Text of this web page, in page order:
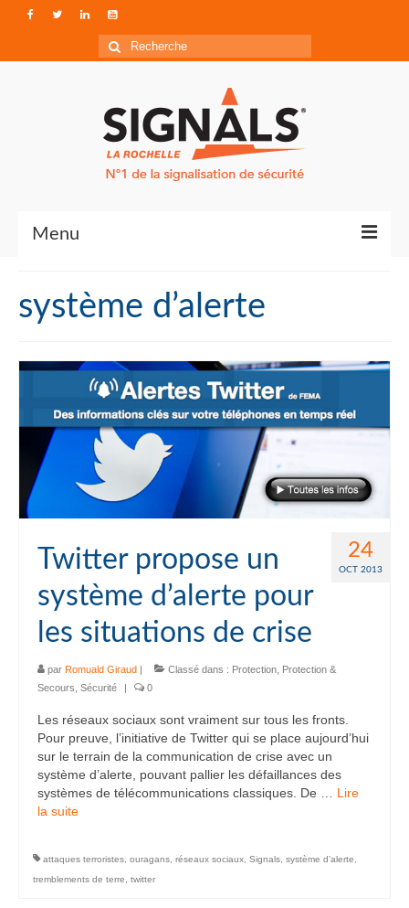
Rechercher
:
Menu
Qui sommes-nous ?
Accéder à Signals
système d’alerte
24
OCT 2013
Twitter propose un
système d’alerte pour
les situations de crise
par Romuald Giraud | Classé dans : Protection Protection &
Secours Sécurité | 0
Les réseaux sociaux sont vraiment sur tous les fronts.
Pour preuve, l’initiative de Twitter qui se place aujourd’hui
sur le terrain de la communication de crise avec un
système d’alerte, pouvant pallier les défaillances des
systèmes de télécommunications classiques. De … Lire
la suite­­
attaques terroristes ouragans réseaux sociaux Signals système d’alerte
tremblements de terre
twitter